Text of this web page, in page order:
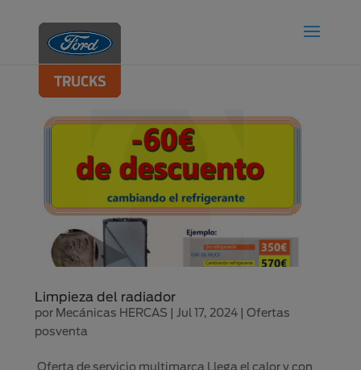
Limpieza del radiador
por Mecánicas HERCAS Jul 17, 2024 |Ofertas
posventa
Oferta de servicio multimarca Llega el calor y con